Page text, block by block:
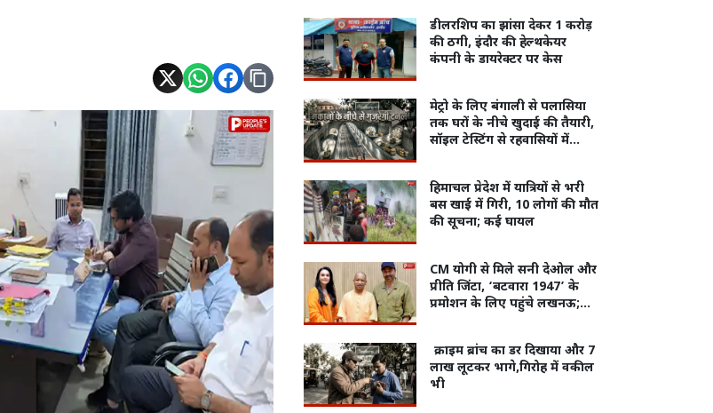
डीलरशिप का झांसा देकर 1 करोड़
की ठगी, इंदौर की हेल्थकेयर
कंपनी के डायरेक्टर पर केस
मेट्रो के लिए बंगाली से पलासिया
तक घरों के नीचे खुदाई की तैयारी,
सॉइल टेस्टिंग से रहवासियों में
हिमाचल प्रेदेश में यात्रियों से भरी
बस खाई में गिरी, 10 लोगों की मौत
की सूचना; कई घायल
CM योगी से मिले सनी देओल और
प्रीति जिंटा, ‘बटवारा 1947’ के
प्रमोशन के लिए पहुंचे लखनऊ;
क्राइम ब्रांच का डर दिखाया और 7
लाख लूटकर भागे,गिरोह में वकील
भी